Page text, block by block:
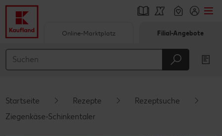
Hauptinhalt
Schwebender Seitenbereich
Online-Marktplatz Filial-Angebote
Startseite Rezepte
Rezeptsuche
Ziegenkäse-Schinkentaler